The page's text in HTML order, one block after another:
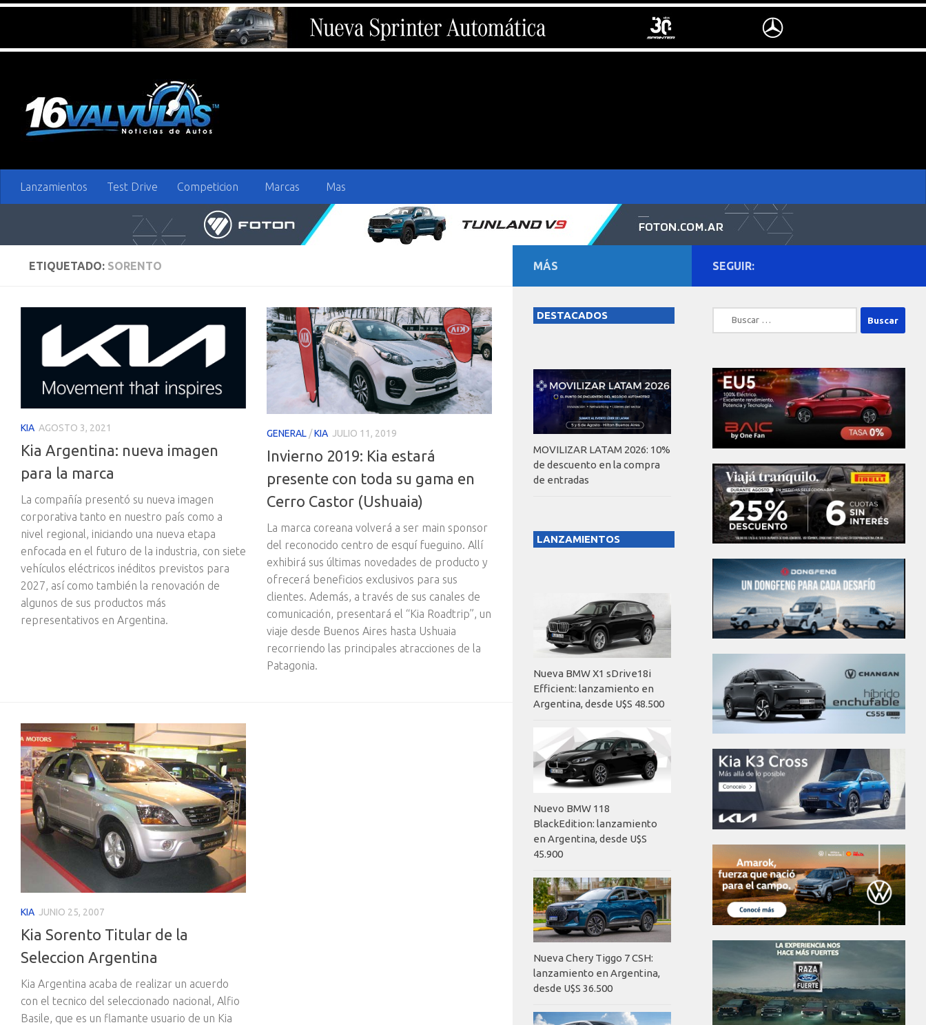
Lanzamientos Test Drive Competicion Marcas Mas
ETIQUETADO: SORENTO
KIA AGOSTO 3, 2021
Kia Argentina: nueva imagen
para la marca
La compañía presentó su nueva imagen
corporativa tanto en nuestro país como a
nivel regional, iniciando una nueva etapa
enfocada en el futuro de la industria, con siete
vehículos eléctricos inéditos previstos para
2027, así como también la renovación de
algunos de sus productos más
representativos en Argentina.
GENERAL /KIA JULIO 11, 2019
Invierno 2019: Kia estará
presente con toda su gama en
Cerro Castor (Ushuaia)
La marca coreana volverá a ser main sponsor
del reconocido centro de esquí fueguino. Allí
exhibirá sus últimas novedades de producto y
ofrecerá beneficios exclusivos para sus
clientes. Además, a través de sus canales de
comunicación, presentará el “Kia Roadtrip”, un
viaje desde Buenos Aires hasta Ushuaia
recorriendo las principales atracciones de la
Patagonia.
KIA JUNIO 25, 2007
Kia Sorento Titular de la
Seleccion Argentina
Kia Argentina acaba de realizar un acuerdo
con el tecnico del seleccionado nacional, Alfio
Basile, que es un flamante usuario de un Kia
SEGUIR:
Buscar:
MÁS
DESTACADOS
MOVILIZAR LATAM 2026: 10%
de descuento en la compra
de entradas
LANZAMIENTOS
Nueva BMW X1 sDrive18i
Efficient: lanzamiento en
Argentina, desde U$S 48.500
Nuevo BMW 118
BlackEdition: lanzamiento
en Argentina, desde U$S
45.900
Nueva Chery Tiggo 7 CSH:
lanzamiento en Argentina,
desde U$S 36.500